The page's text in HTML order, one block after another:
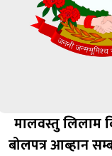
मालवस्तु लिलाम
बोलपत्र आब्हान